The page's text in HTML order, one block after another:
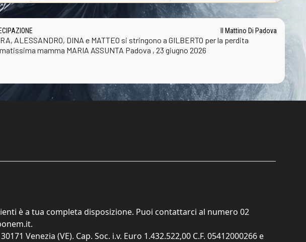
Il Mattino Di Padova
ALESSANDRO, DINA e MATTEO si stringono a GILBERTO per la perdita
mamma MARIA ASSUNTA Padova , 23 giugno 2026
è a tua completa disposizione. Puoi contattarci al numero 02
.
Venezia (VE). Cap. Soc. i.v. Euro 1.432.522,00 C.F. 05412000266 e